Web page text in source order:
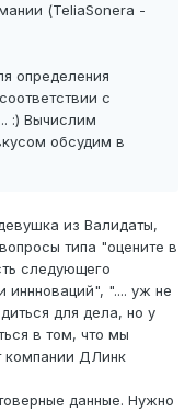
(TeliaSonera -
определения
с
:) Вычислим
обсудим в
из Валидаты,
типа "оцените в
следующего
".... уж не
для дела, но у
в том, что мы
компании ДЛинк
данные. Нужно